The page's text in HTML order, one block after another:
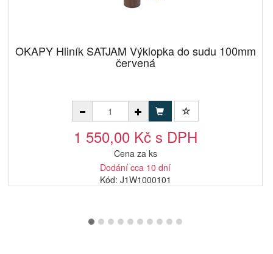
OKAPY Hliník SATJAM Výklopka do sudu 100mm
červená
1 550,00 Kč s DPH
Cena za ks
Dodání cca 10 dní
Kód: J1W1000101